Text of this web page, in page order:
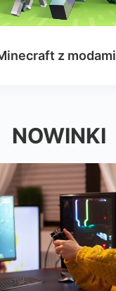
z modami
NOWINKI